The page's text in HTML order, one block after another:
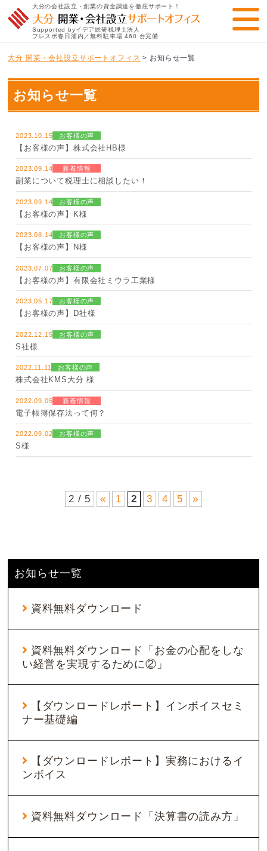
大分の会社設立・創業の資金調達を徹底サポート！
Supported byイデア総研税理士法人
フレスポ春日浦内／無料駐車場 460 台完備
大分 開業・会社設立サポートオフィス > お知らせ一覧
お知らせ一覧
2023.10.15 お客様の声
【お客様の声】株式会社HB様
2023.09.14 新着情報
副業について税理士に相談したい！
2023.09.14 お客様の声
【お客様の声】K様
2023.08.14 お客様の声
【お客様の声】N様
2023.07.07 お客様の声
【お客様の声】有限会社ミウラ工業様
2023.05.17 お客様の声
【お客様の声】D社様
2022.12.15 お客様の声
S社様
2022.11.11 お客様の声
株式会社KMS大分 様
2022.09.06 新着情報
電子帳簿保存法って何？
2022.09.02 お客様の声
S様
2 / 5 « 1 2 3 4 5 »
お知らせ一覧
資料無料ダウンロード
資料無料ダウンロード「お金の心配をしな
い経営を実現するために②」
【ダウンロードレポート】インボイスセミ
ナー基礎編
【ダウンロードレポート】実務におけるイ
ンボイス
資料無料ダウンロード「決算書の読み方」